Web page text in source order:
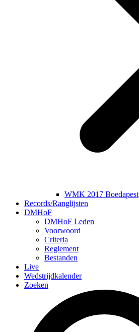
WMK 2017 Boedapest
Records/Ranglijsten
DMHoF
DMHoF Leden
Voorwoord
Criteria
Reglement
Bestanden
Live
Wedstrijdkalender
Zoeken